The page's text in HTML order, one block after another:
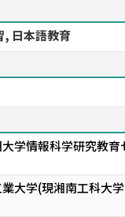
, 日本語教育
学情報科学研究教育
大学(現湘南工科大